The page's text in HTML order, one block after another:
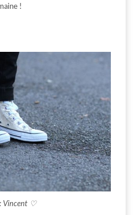
!
Vincent ♡